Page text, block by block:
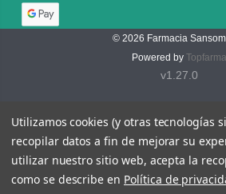
© 2026 Farmacia
Powered by Topfarma
v1.27.0
Utilizamos cookies (y otras tecnologías
recopilar datos a fin de mejorar su
utilizar nuestro sitio web, acepta la
como se describe en Política de